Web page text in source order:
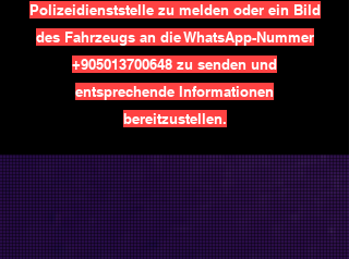
Polizeidienststelle zu melden oder ein Bild
des Fahrzeugs an die WhatsApp-Nummer
+905013700648 zu senden und
entsprechende Informationen
bereitzustellen.